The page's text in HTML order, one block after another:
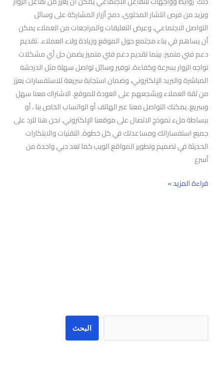
ويزيد من فرص انتشار المحتوى. دمج أزرار المشاركة على وسائل
التواصل الاجتماعي، وعرض التعليقات والمراجعات من العملاء يمكن
أن يساهم في بناء مجتمع حول الموقع وزيادة ولاء العملاء. .تقديم
دعم فني متميز: بينما تقديم دعم فني متميز يضمن حل أي مشكلات
تواجه الزوار بسرعة وكفاءة. توفير وسائل تواصل سهلة مثل الدردشة
المباشرة والبريد الإلكتروني، وضمان استجابة سريعة للاستفسارات يعزز
من ثقة العملاء ويشجعهم على العودة للموقع. الاشتراك معنا سهل
وسريع. يمكنك التواصل معنا عبر الهاتف أو الواتساب الخاص بنا ، أو
ببساطة ملء نموذج الاتصال على موقعنا الإلكتروني. نحن هنا للرد على
جميع استفساراتك ومساعدتك في كل خطوة. التقنيات والابتكارات
الحديثة في تصميم وتطوير المواقع الويب كما تعد دبي واحدة من
أسرع
قراءة المزيد »
البحث